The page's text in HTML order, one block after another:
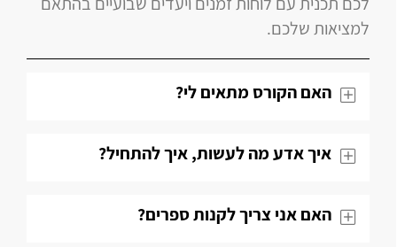
למציאות שלכם.
האם הקורס מתאים לי?
איך אדע מה לעשות, איך להתחיל?
האם אני צריך לקנות ספרים?